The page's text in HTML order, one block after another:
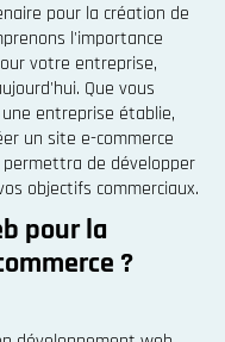
pour la création de
l'importance
votre entreprise,
Que vous
entreprise établie,
un site e-commerce
de développer
objectifs commerciaux.
pour la
?